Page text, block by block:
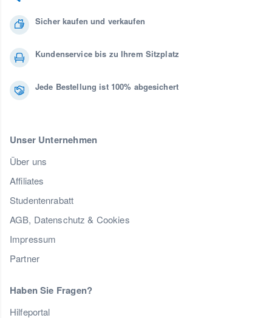
Sicher kaufen und verkaufen
Kundenservice bis zu Ihrem Sitzplatz
Jede Bestellung ist 100% abgesichert
Unser Unternehmen
Über uns
Affiliates
Studentenrabatt
AGB, Datenschutz & Cookies
Impressum
Partner
Haben Sie Fragen?
Hilfeportal